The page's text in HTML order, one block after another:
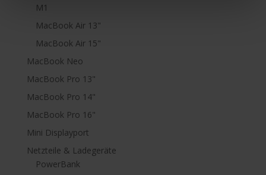
M1
MacBook Air 13"
MacBook Air 15"
MacBook Neo
MacBook Pro 13"
MacBook Pro 14"
MacBook Pro 16"
Mini Displayport
Netzteile & Ladegeräte
PowerBank